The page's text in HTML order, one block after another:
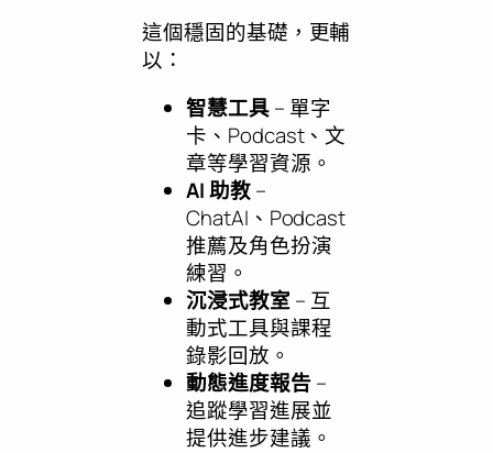
這個穩固的基礎，更輔
以：
智慧工具– 單字
卡、Podcast、文
章等學習資源。
AI 助教–
ChatAI、Podcast
推薦及角色扮演
練習。
沉浸式教室– 互
動式工具與課程
錄影回放。
動態進度報告–
追蹤學習進展並
提供進步建議。